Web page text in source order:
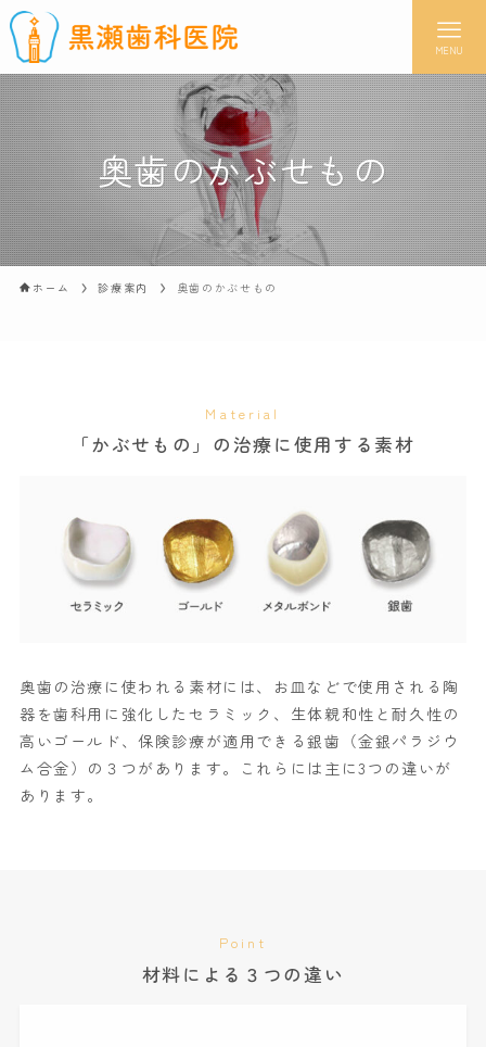
MENU
奥歯のかぶせもの
ホーム 診療案内 奥歯のかぶせもの
Material
「かぶせもの」の治療に使用する素材
奥歯の治療に使われる素材には、お皿などで使用される陶
器を歯科用に強化したセラミック、生体親和性と耐久性の
高いゴールド、保険診療が適用できる銀歯（金銀パラジウ
ム合金）の３つがあります。これらには主に3つの違いが
あります。
Point
材料による３つの違い